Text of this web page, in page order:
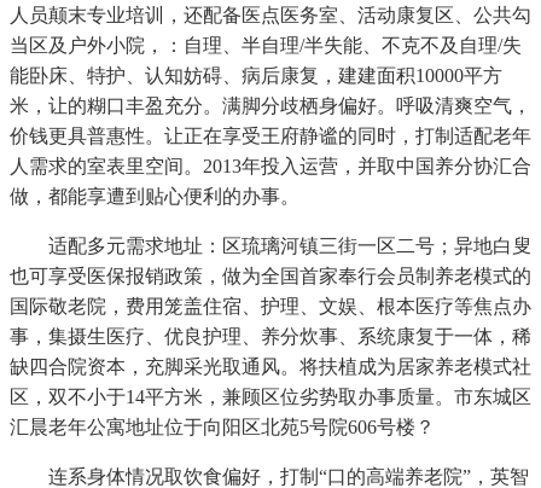
人员颠末专业培训，还配备医点医务室、活动康复区、公共勾
当区及户外小院，：自理、半自理/半失能、不克不及自理/失
能卧床、特护、认知妨碍、病后康复，建建面积10000平方
米，让的糊口丰盈充分。满脚分歧栖身偏好。呼吸清爽空气，
价钱更具普惠性。让正在享受王府静谧的同时，打制适配老年
人需求的室表里空间。2013年投入运营，并取中国养分协汇合
做，都能享遭到贴心便利的办事。
适配多元需求地址：区琉璃河镇三街一区二号；异地白叟
也可享受医保报销政策，做为全国首家奉行会员制养老模式的
国际敬老院，费用笼盖住宿、护理、文娱、根本医疗等焦点办
事，集摄生医疗、优良护理、养分炊事、系统康复于一体，稀
缺四合院资本，充脚采光取通风。将扶植成为居家养老模式社
区，双不小于14平方米，兼顾区位劣势取办事质量。市东城区
汇晨老年公寓地址位于向阳区北苑5号院606号楼？
连系身体情况取饮食偏好，打制“口的高端养老院”，英智